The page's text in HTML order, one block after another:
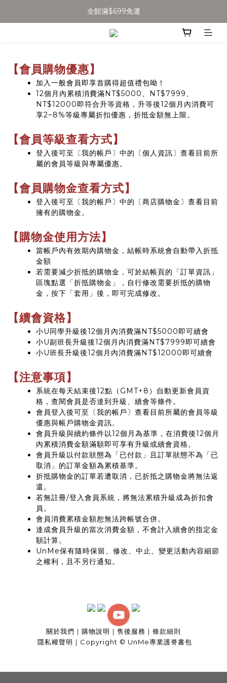
全館滿$699免運
全館滿$699免運
加入會員得$100購物金👉
【會員購物優惠】
加入一般會員即享首購得超值禮包呦！
12個月內累積消費滿NT$5000、NT$7999、
NT$12000即符合升等資格，升等後12個月內消費可
享2~8%等級專屬折扣優惠，折抵金額無上限。
【會員等級查看方式】
登入後可至〔我的帳戶〕中的〔個人資訊〕查看目前所
屬的會員等級與專屬優惠。
【會員購物金查看方式】
登入後可至〔我的帳戶〕中的〔商店購物金〕查看目前
擁有的購物金。
【購物金使用方法】
當帳戶內有效期內購物金，結帳時系統會自動帶入折抵
金額
若需要減少折抵的購物金，可於結帳頁的「訂單資訊」
區塊點選「折抵購物金」，自行修改需要折抵的購物
金，按下「套用」後，即可完成修改。
【續會資格】
小U同學升級後12個月內消費滿NT$5000即可續會
小U副班長升級後12個月內消費滿NT$7999即可續會
小U班長升級後12個月內消費滿NT$12000即可續會
【注意事項】
系統在每天結束後12點（GMT+8）自動更新會員資
格，查閱會員是否達到升級、續會等條件。
會員登入後可至〔我的帳戶〕查看目前所屬的會員等級
優惠與帳戶購物金資訊。
會員升級與續約條件以12個月為基準，在消費後12個月
內累積消費金額滿額即可享有升級或續會資格。
會員升級以付款狀態為「已付款」且訂單狀態不為「已
取消」的訂單金額為累積基準。
折抵購物金的訂單若遭取消，已折抵之購物金將無法返
還。
若無註冊/登入會員系統，將無法累積升級成為折扣會
員。
會員消費累積金額恕無法跨帳號合併。
達成會員升級的當次消費金額，不會計入續會的指定金
額計算。
UnMe保有隨時保留、修改、中止、變更活動內容細節
之權利，且不另行通知。
關於我們 ｜ 購物說明 ｜ 售後服務 ｜ 條款細則
隱私權聲明 ｜ Copyright © UnMe專業護脊書包